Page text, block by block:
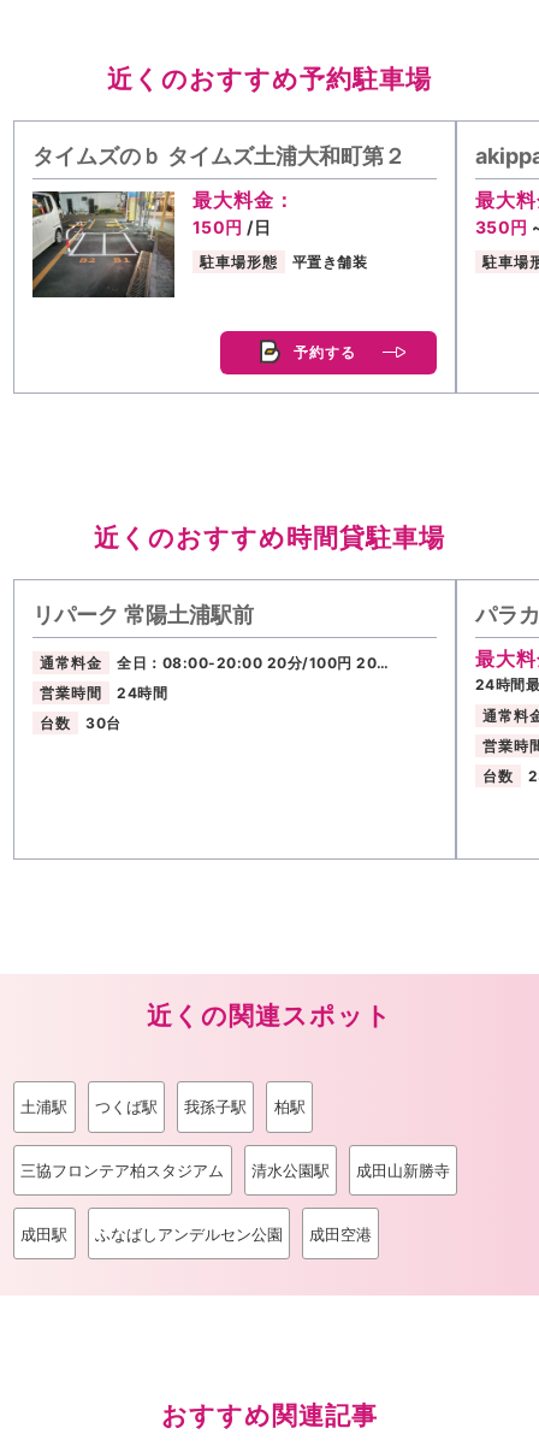
近くのおすすめ予約駐車場
タイムズのｂ タイムズ土浦大和町第２
最大料金：
150円 /日
駐車場形態 平置き舗装
予約する
最大
350円
駐車場
近くのおすすめ時間貸駐車場
リパーク 常陽土浦駅前
通常料金
全日：08:00-20:00 20分/100円 20…
営業時間
24時間
台数
30台
パラ
最大
24時間
通常料
営業時
台数
近くの関連スポット
土浦駅 つくば駅 我孫子駅 柏駅
三協フロンテア柏スタジアム 清水公園駅 成田山新勝寺
成田駅 ふなばしアンデルセン公園 成田空港
おすすめ関連記事